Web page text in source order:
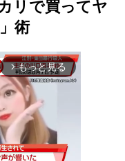
リで買ってヤ
術
arrow_forward_ios もっと見る